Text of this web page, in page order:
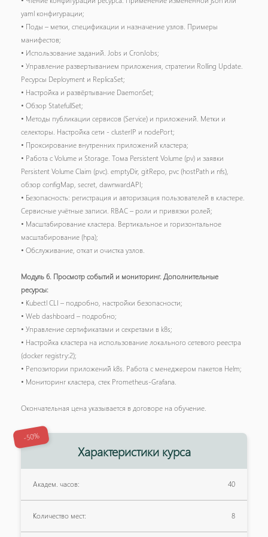
yaml конфигурации;
• Поды – метки, спецификации и назначение узлов. Примеры
манифестов;
• Использование заданий. Jobs и CronJobs;
• Управление развертыванием приложения, стратегии Rolling Update.
Ресурсы Deployment и ReplicaSet;
• Настройка и развёртывание DaemonSet;
• Обзор StatefullSet;
• Методы публикации сервисов (Service) и приложений. Метки и
селекторы. Настройка сети - clusterIP и nodePort;
• Проксирование внутренних приложений кластера;
• Работа с Volume и Storage. Тома Persistent Volume (pv) и заявки
Persistent Volume Claim (pvc). emptyDir, gitRepo, pvc (hostPath и nfs),
обзор configMap, secret, dawnwardAPI;
• Безопасность: регистрация и авторизация пользователей в кластере.
Сервисные учётные записи. RBAC – роли и привязки ролей;
• Масштабирование кластера. Вертикальное и горизонтальное
масштабирование (hpa);
• Обслуживание, откат и очистка узлов.
Модуль 6. Просмотр событий и мониторинг. Дополнительные
ресурсы:
• Kubectl CLI – подробно, настройки безопасности;
• Web dashboard – подробно;
• Управление сертификатами и секретами в k8s;
• Настройка кластера на использование локального сетевого реестра
(docker registry:2);
• Репозитории приложений k8s. Работа с менеджером пакетов Helm;
• Мониторинг кластера, стек Prometheus-Grafana.
Окончательная цена указывается в договоре на обучение.
-50%
Характеристики курса
Академ. часов: 40
Количество мест: 8